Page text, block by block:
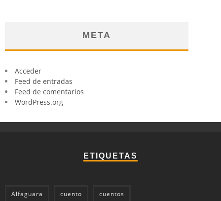
META
Acceder
Feed de entradas
Feed de comentarios
WordPress.org
ETIQUETAS
Alfaguara cuento cuentos